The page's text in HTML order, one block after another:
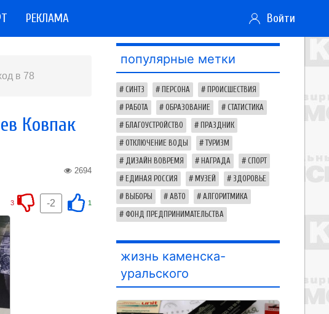
РЕКЛАМА Войти
в 78
Ковпак
2694
1
-2
3
популярные метки
СИНТЗ ПЕРСОНА ПРОИСШЕСТВИЯ
РАБОТА ОБРАЗОВАНИЕ СТАТИСТИКА
БЛАГОУСТРОЙСТВО ПРАЗДНИК
ОТКЛЮЧЕНИЕ ВОДЫ ТУРИЗМ
ДИЗАЙН ВОВРЕМЯ НАГРАДА СПОРТ
ЕДИНАЯ РОССИЯ МУЗЕЙ ЗДОРОВЬЕ
ВЫБОРЫ АВТО АЛГОРИТМИКА
ФОНД ПРЕДПРИНИМАТЕЛЬСТВА
жизнь каменска-
уральского